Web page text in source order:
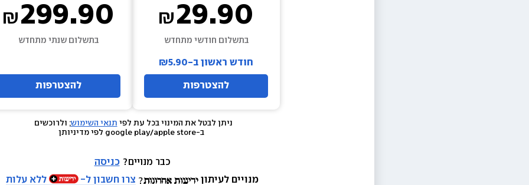
29.90
בתשלום חודשי מתחדש
חודש ראשון ב-₪5.90
להצטרפות
299.90
בתשלום שנתי מתחדש
להצטרפות
ניתן לבטל את המינוי בכל עת לפי תנאי השימוש; ולרוכשים
כבר מנויים? כניסה
מנויים לעיתון
צרו חשבון ל- ללא עלות